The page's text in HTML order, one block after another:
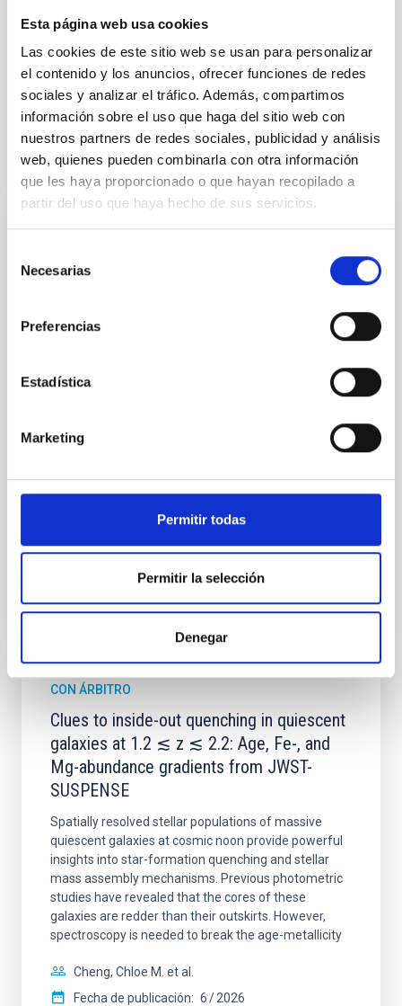
Esta página web usa cookies
Las cookies de este sitio web se usan para personalizar
el contenido y los anuncios, ofrecer funciones de redes
sociales y analizar el tráfico. Además, compartimos
información sobre el uso que haga del sitio web con
nuestros partners de redes sociales, publicidad y análisis
web, quienes pueden combinarla con otra información
que les haya proporcionado o que hayan recopilado a
partir del uso que haya hecho de sus servicios.
Necesarias
Preferencias
Estadística
Marketing
Permitir todas
Permitir la selección
Denegar
Sistema Solar y Sistemas Planetarios (SEYSS)
Física estelar e interestelar (FEEI)
La Vía Láctea y el Grupo Local (MWLG)
Te puede interesar
CON ÁRBITRO
Cores in the Transition between Cloud and
In a magnetically dominated model of star formation,
field orientation of star-forming dense cores and the
cloud-scale magnetic field. A. Pandhi et al. showed
their angular momentum vectors appear random
with respect to the larger-scale magnetic
Fecha de publicación: 5 2026
BIBCODE 2026APJ..1003...83Y
NÚMERO DE CITAS 0
CON ÁRBITRO
Clues to inside-out quenching in quiescent
galaxies at 1.2 ≲ z ≲ 2.2: Age, Fe-, and
Mg-abundance gradients from JWST-
SUSPENSE
Spatially resolved stellar populations of massive
quiescent galaxies at cosmic noon provide powerful
insights into star-formation quenching and stellar
mass assembly mechanisms. Previous photometric
studies have revealed that the cores of these
galaxies are redder than their outskirts. However,
spectroscopy is needed to break the age-metallicity
Cheng, Chloe M. et al.
Fecha de publicación: 6 2026